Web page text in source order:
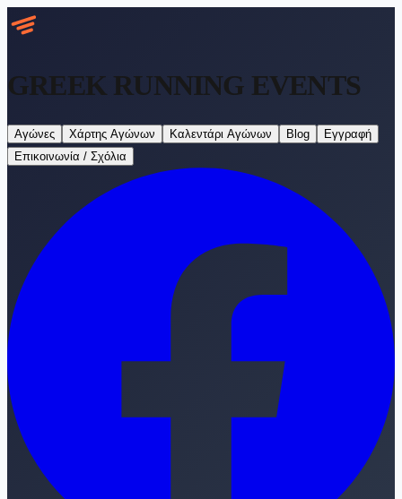
GREEK RUNNING EVENTS
Αγώνες Χάρτης Αγώνων Καλεντάρι Αγώνων Blog
Εγγραφή
Επικοινωνία / Σχόλια